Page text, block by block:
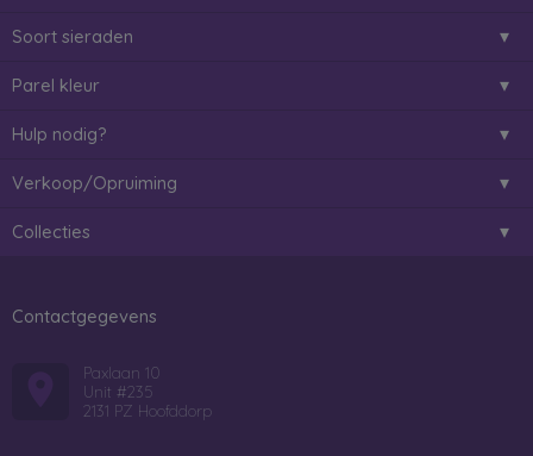
Soort sieraden
Parel kleur
Hulp nodig?
Verkoop/Opruiming
Collecties
Contactgegevens
Paxlaan 10
Unit #235
2131 PZ Hoofddorp